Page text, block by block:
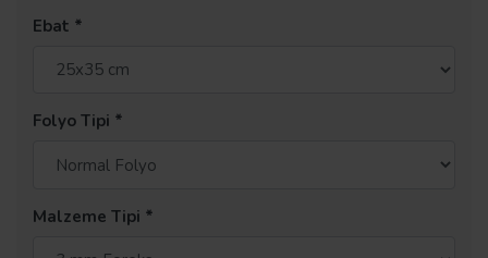
Ebat
Folyo Tipi
Malzeme Tipi